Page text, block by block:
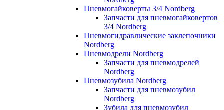
Пневмогайковерты 3/4 Nordberg
Запчасти для пневмогайковертов
3/4 Nordberg
Пневмогидравлические заклепочники
Nordberg
Пневмодрели Nordberg
Запчасти для пневмодрелей
Nordberg
Пневмозубила Nordberg
Запчасти для пневмозубил
Nordberg
Зубила для пневмозубил